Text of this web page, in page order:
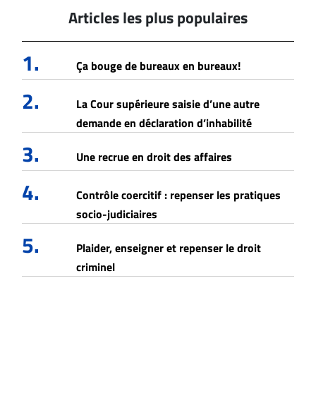
Articles les plus populaires
1. Ça bouge de bureaux en bureaux!
2.
La Cour supérieure saisie d’une autre
demande en déclaration d’inhabilité
3. Une recrue en droit des affaires
4.
Contrôle coercitif : repenser les pratiques
socio-judiciaires
5.
Plaider, enseigner et repenser le droit
criminel